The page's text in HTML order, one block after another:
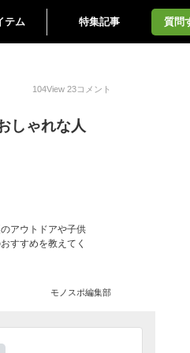
テム 特集記事 質問
104View 23コメント
しゃれな人
アウトドアや子供
すすめを教えてく
モノスポ編集部